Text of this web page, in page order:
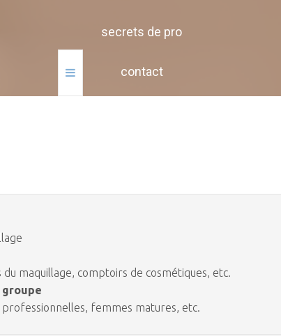
secrets de pro
contact
maquillage, comptoirs de cosmétiques, etc.
femmes matures, etc.